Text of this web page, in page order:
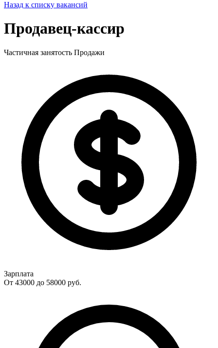
Назад к списку вакансий
Продавец-кассир
Частичная занятость Продажи
Зарплата
От 43000 до 58000 руб.